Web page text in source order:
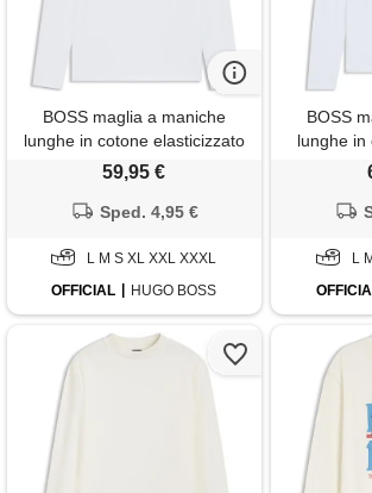
BOSS maglia a maniche
lunghe in cotone elasticizzato
con logo stampato, bianco
59,95 €
Sped. 4,95 €
L M S XL XXL XXXL
OFFICIAL
HUGO BOSS
BOSS
lunghe in
L